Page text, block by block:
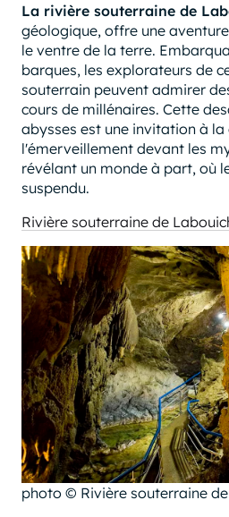
La rivière souterraine de
géologique, offre une
le ventre de la terre.
barques, les explorateurs de
souterrain peuvent admirer
cours de millénaires. Cette
abysses est une invitation à
l'émerveillement devant les
révélant un monde à part, où
suspendu.
Rivière souterraine de
photo © Rivière souterraine